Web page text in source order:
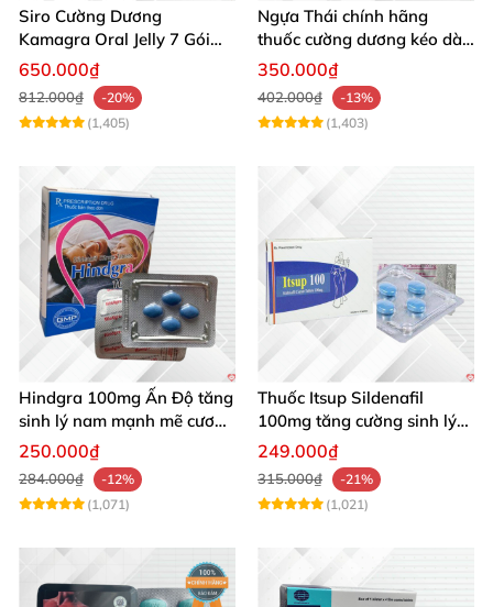
Siro Cường Dương
Kamagra Oral Jelly 7 Gói
100g tăng cường sinh lực
650.000₫
812.000₫
-20%
(1,405)
Ngựa Thái chính hãng
thuốc cường dương kéo dài
thời gian cho Nam hộp 10
350.000₫
402.000₫
-13%
(1,403)
Hindgra 100mg Ấn Độ tăng
sinh lý nam mạnh mẽ cương
dương lâu
250.000₫
284.000₫
-12%
(1,071)
Thuốc Itsup Sildenafil
100mg tăng cường sinh lý
kéo dài thời gian cho nam
249.000₫
315.000₫
-21%
(1,021)